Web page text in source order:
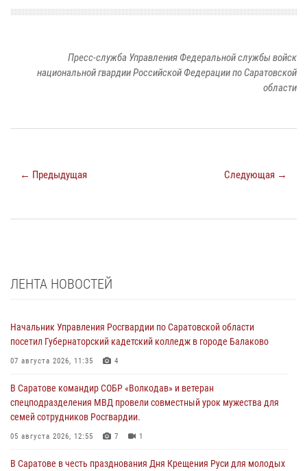
Пресс-служба Управления Федеральной службы войск
национальной гвардии Российской Федерации по Саратовской
области
← Предыдущая Следующая →
ЛЕНТА НОВОСТЕЙ
Начальник Управления Росгвардии по Саратовской области
посетил Губернаторский кадетский колледж в городе Балаково
07 августа 2026, 11:35 4
В Саратове командир СОБР «Волкодав» и ветеран
спецподразделения МВД провели совместный урок мужества для
семей сотрудников Росгвардии.
05 августа 2026, 12:55 7 1
В Саратове в честь празднования Дня Крещения Руси для молодых